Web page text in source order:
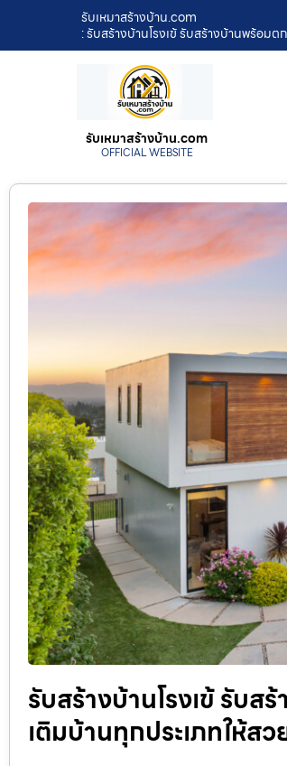
รับเหมาสร้างบ้าน.com
: รับสร้างบ้านโรงเข้ รับสร้างบ้านพร้อม
รับเหมาสร้างบ้าน.com
OFFICIAL WEBSITE
รับสร้างบ้านโรงเข้ รับ
เติมบ้านทุกประเภทให้ส